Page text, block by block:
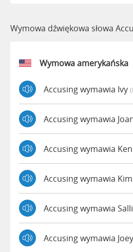
Wymowa dźwiękowa słowa
Wymowa amerykańska
Accusing wymawia Ivy
Accusing wymawia
Accusing wymawia
Accusing wymawia
Accusing wymawia Salli
Accusing wymawia Joey